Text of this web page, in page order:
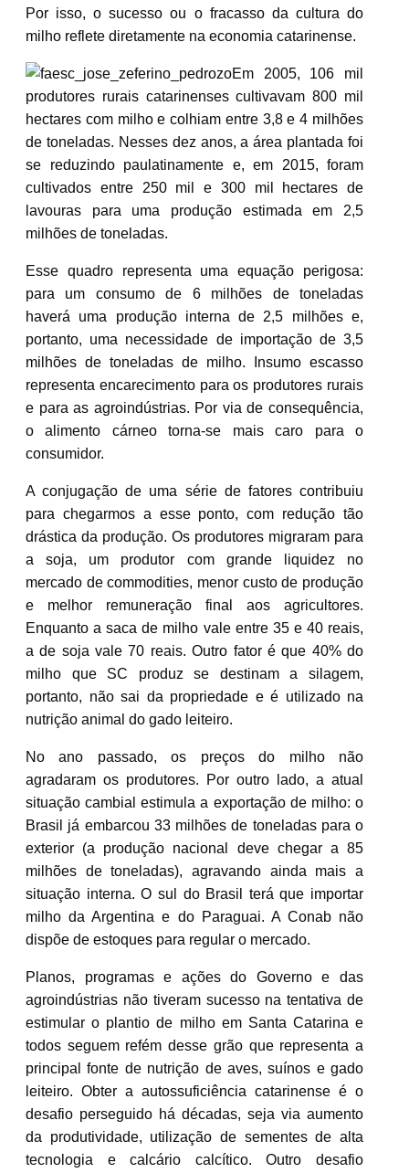
Por isso, o sucesso ou o fracasso da cultura do
milho reflete diretamente na economia catarinense.
Em 2005, 106 mil
produtores rurais catarinenses cultivavam 800 mil
hectares com milho e colhiam entre 3,8 e 4 milhões
de toneladas. Nesses dez anos, a área plantada foi
se reduzindo paulatinamente e, em 2015, foram
cultivados entre 250 mil e 300 mil hectares de
lavouras para uma produção estimada em 2,5
milhões de toneladas.
Esse quadro representa uma equação perigosa:
para um consumo de 6 milhões de toneladas
haverá uma produção interna de 2,5 milhões e,
portanto, uma necessidade de importação de 3,5
milhões de toneladas de milho. Insumo escasso
representa encarecimento para os produtores rurais
e para as agroindústrias. Por via de consequência,
o alimento cárneo torna-se mais caro para o
consumidor.
A conjugação de uma série de fatores contribuiu
para chegarmos a esse ponto, com redução tão
drástica da produção. Os produtores migraram para
a soja, um produtor com grande liquidez no
mercado de commodities, menor custo de produção
e melhor remuneração final aos agricultores.
Enquanto a saca de milho vale entre 35 e 40 reais,
a de soja vale 70 reais. Outro fator é que 40% do
milho que SC produz se destinam a silagem,
portanto, não sai da propriedade e é utilizado na
nutrição animal do gado leiteiro.
No ano passado, os preços do milho não
agradaram os produtores. Por outro lado, a atual
situação cambial estimula a exportação de milho: o
Brasil já embarcou 33 milhões de toneladas para o
exterior (a produção nacional deve chegar a 85
milhões de toneladas), agravando ainda mais a
situação interna. O sul do Brasil terá que importar
milho da Argentina e do Paraguai. A Conab não
dispõe de estoques para regular o mercado.
Planos, programas e ações do Governo e das
agroindústrias não tiveram sucesso na tentativa de
estimular o plantio de milho em Santa Catarina e
todos seguem refém desse grão que representa a
principal fonte de nutrição de aves, suínos e gado
leiteiro. Obter a autossuficiência catarinense é o
desafio perseguido há décadas, seja via aumento
da produtividade, utilização de sementes de alta
tecnologia e calcário calcítico. Outro desafio